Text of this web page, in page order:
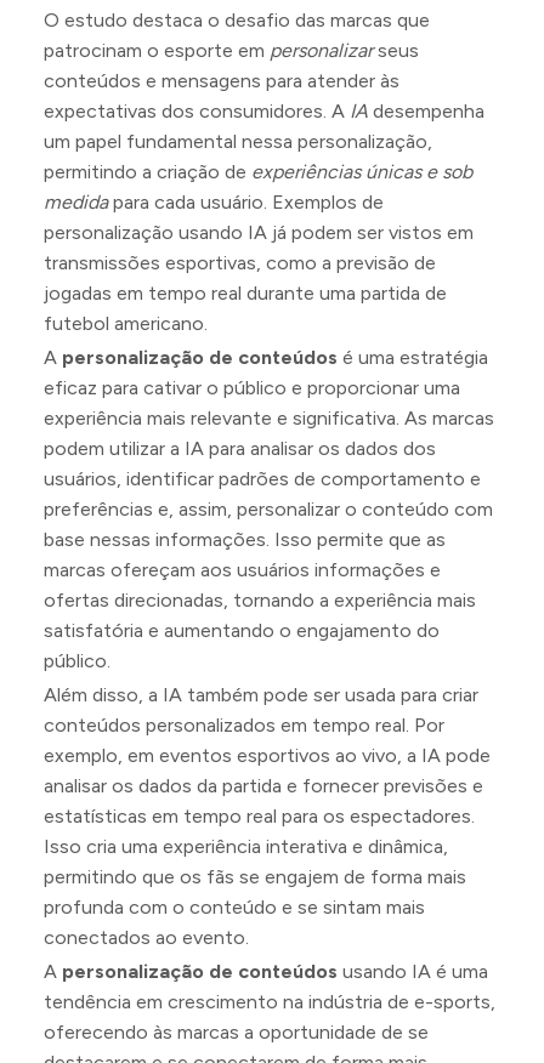
O estudo destaca o desafio das marcas que
patrocinam o esporte em personalizarseus
conteúdos e mensagens para atender às
expectativas dos consumidores. A IA desempenha
um papel fundamental nessa personalização,
permitindo a criação de experiências únicas e sob
medidapara cada usuário. Exemplos de
personalização usando IA já podem ser vistos em
transmissões esportivas, como a previsão de
jogadas em tempo real durante uma partida de
futebol americano.
A personalização de conteúdos é uma estratégia
eficaz para cativar o público e proporcionar uma
experiência mais relevante e significativa. As marcas
podem utilizar a IA para analisar os dados dos
usuários, identificar padrões de comportamento e
preferências e, assim, personalizar o conteúdo com
base nessas informações. Isso permite que as
marcas ofereçam aos usuários informações e
ofertas direcionadas, tornando a experiência mais
satisfatória e aumentando o engajamento do
público.
Além disso, a IA também pode ser usada para criar
conteúdos personalizados em tempo real. Por
exemplo, em eventos esportivos ao vivo, a IA pode
analisar os dados da partida e fornecer previsões e
estatísticas em tempo real para os espectadores.
Isso cria uma experiência interativa e dinâmica,
permitindo que os fãs se engajem de forma mais
profunda com o conteúdo e se sintam mais
conectados ao evento.
A personalização de conteúdos usando IA é uma
tendência em crescimento na indústria de e-sports,
oferecendo às marcas a oportunidade de se